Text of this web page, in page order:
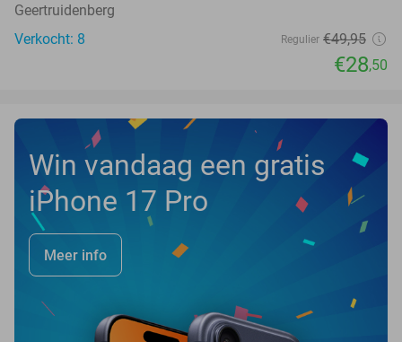
Geertruidenberg
Verkocht: 8
Regulier €49,95
€28,50
Win vandaag een gratis
iPhone 17 Pro
Meer info